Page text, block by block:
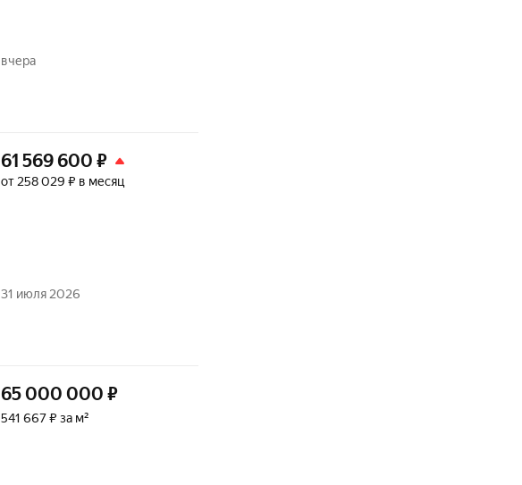
вчера
61 569 600 ₽
от 258 029 ₽ в месяц
31 июля 2026
65 000 000 ₽
541 667 ₽ за м²